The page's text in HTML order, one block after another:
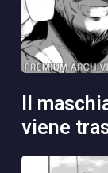
il maschiaccio del club di atletica
viene